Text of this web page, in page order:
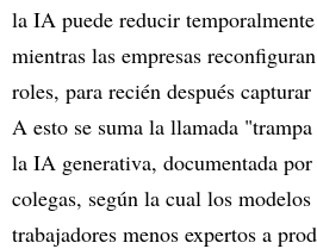
la IA puede reducir
mientras las empresas
roles, para recién después
A esto se suma la llamada
la IA generativa, documentada
colegas, según la cual los
trabajadores menos expertos a